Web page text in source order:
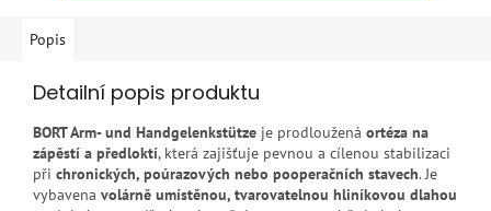
Popis
Detailní popis produktu
BORT Arm- und Handgelenkstütze je prodloužená ortéza na
zápěstí a předloktí, která zajišťuje pevnou a cílenou stabilizaci
při chronických, poúrazových nebo pooperačních stavech. Je
vybavena volárně umístěnou, tvarovatelnou hliníkovou dlahou